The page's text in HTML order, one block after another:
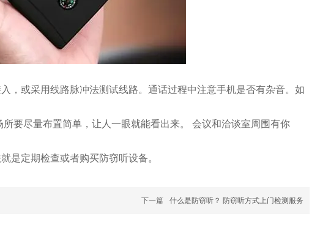
或采用线路脉冲法测试线路。通话过程中注意手机是否有杂音。如
要尽量布置简单，让人一眼就能看出来。 会议和洽谈室周围有你
定期检查或者购买防窃听设备。
下一篇 什么是防窃听？ 防窃听方式上门检测服务